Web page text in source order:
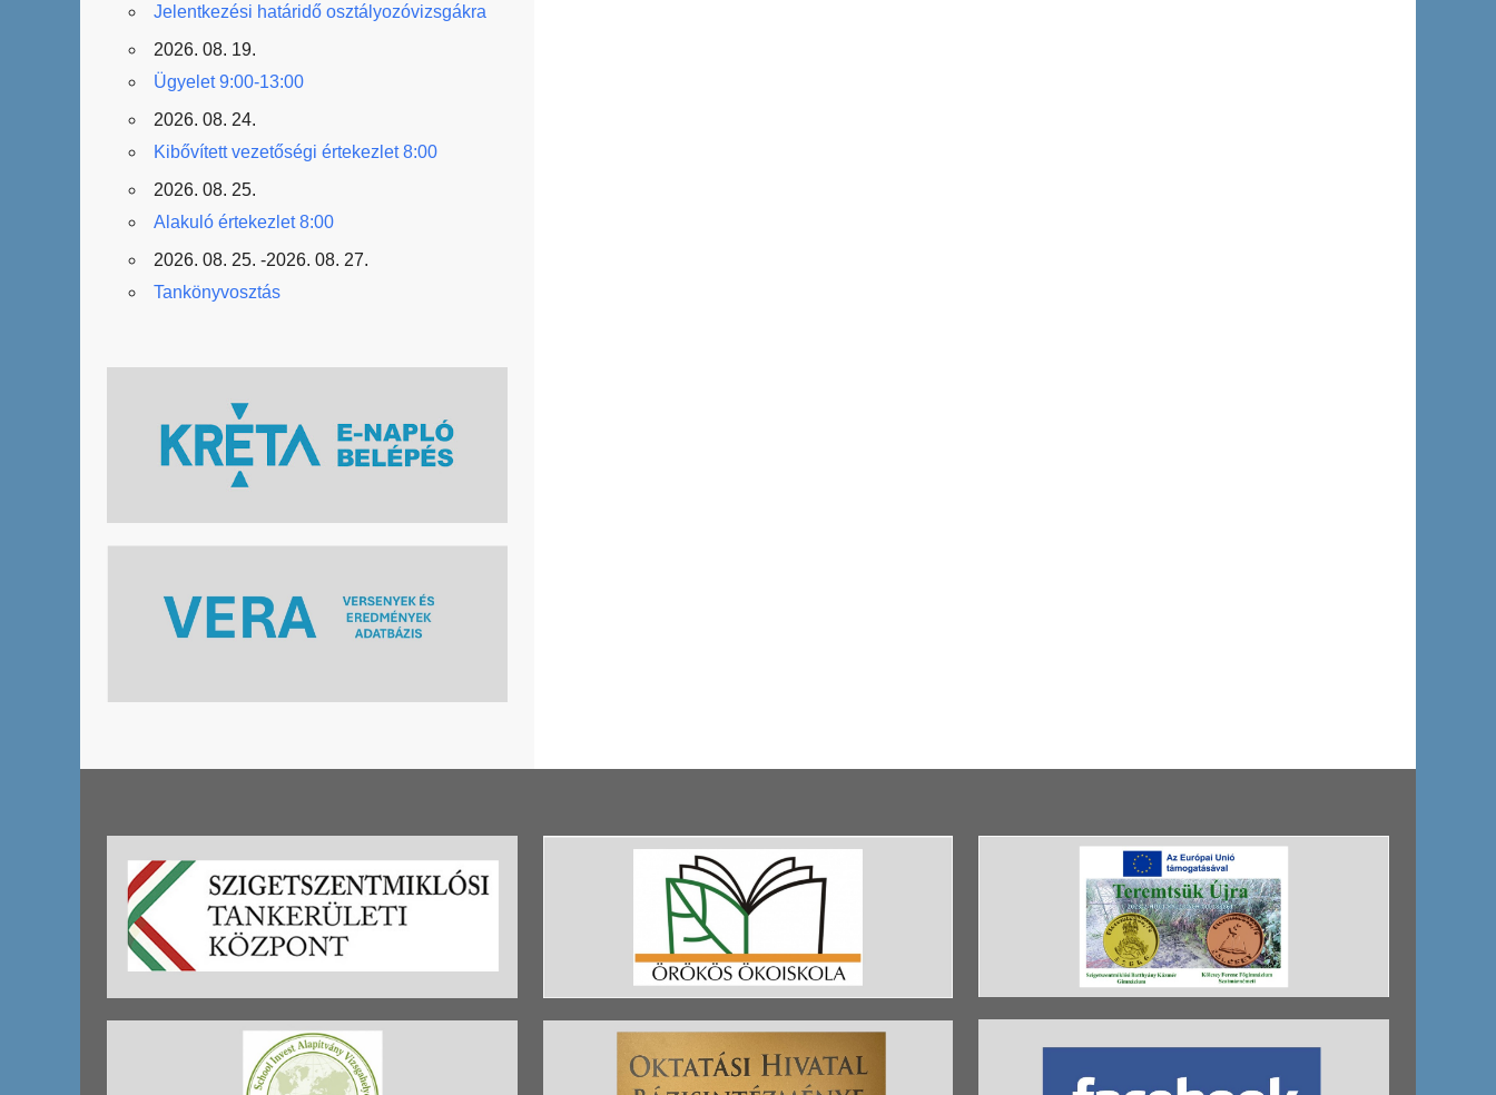
Jelentkezési határidő osztályozóvizsgákra
2026. 08. 19.
Ügyelet 9:00-13:00
2026. 08. 24.
Kibővített vezetőségi értekezlet 8:00
2026. 08. 25.
Alakuló értekezlet 8:00
2026. 08. 25. -2026. 08. 27.
Tankönyvosztás